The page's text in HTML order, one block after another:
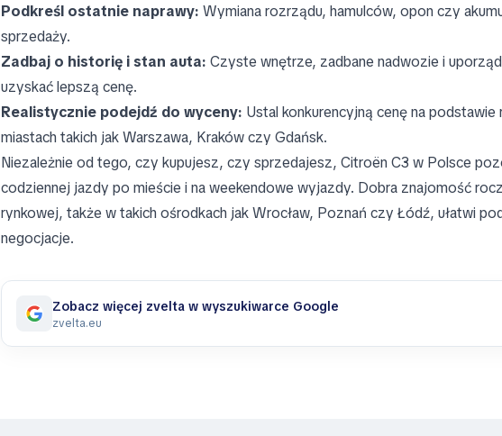
Podkreśl ostatnie naprawy: Wymiana rozrządu, hamulców, opon czy
sprzedaży.
Zadbaj o historię i stan auta: Czyste wnętrze, zadbane nadwozie i
uzyskać lepszą cenę.
Realistycznie podejdź do wyceny: Ustal konkurencyjną cenę na
miastach takich jak Warszawa, Kraków czy Gdańsk.
Niezależnie od tego, czy kupujesz, czy sprzedajesz, Citroën C3 w Polsce
codziennej jazdy po mieście i na weekendowe wyjazdy. Dobra znajomość
rynkowej, także w takich ośrodkach jak Wrocław, Poznań czy Łódź, ułatwi
negocjacje.
Zobacz więcej zvelta w wyszukiwarce Google
zvelta.eu